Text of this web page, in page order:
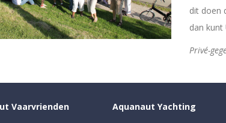
dit doen
dan kunt
Privé-
Vaarvrienden
Aquanaut Yachting